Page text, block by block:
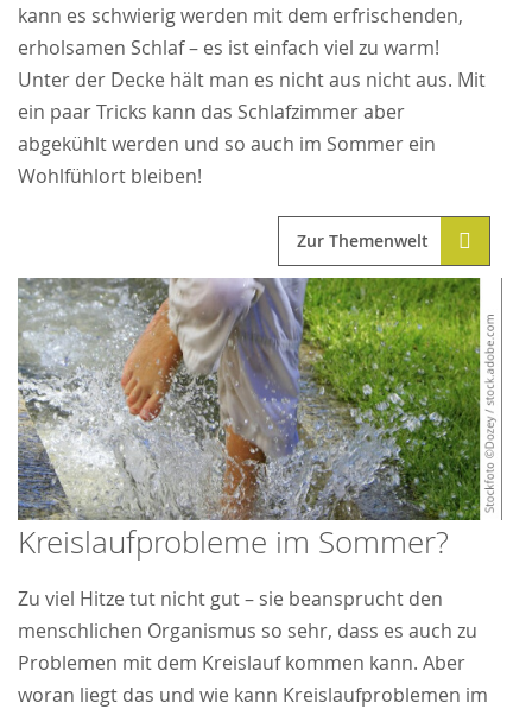
kann es schwierig werden mit dem erfrischenden,
erholsamen Schlaf – es ist einfach viel zu warm!
Unter der Decke hält man es nicht aus nicht aus. Mit
ein paar Tricks kann das Schlafzimmer aber
abgekühlt werden und so auch im Sommer ein
Wohlfühlort bleiben!
Zur Themenwelt
Kreislaufprobleme im Sommer?
Zu viel Hitze tut nicht gut – sie beansprucht den
menschlichen Organismus so sehr, dass es auch zu
Problemen mit dem Kreislauf kommen kann. Aber
woran liegt das und wie kann Kreislaufproblemen im